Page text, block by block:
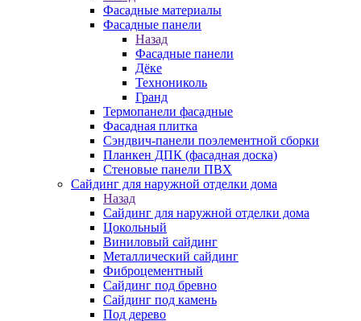
Фасадные материалы
Фасадные панели
Назад
Фасадные панели
Дёке
Технониколь
Гранд
Термопанели фасадные
Фасадная плитка
Сэндвич-панели поэлементной сборки
Планкен ДПК (фасадная доска)
Стеновые панели ПВХ
Сайдинг для наружной отделки дома
Назад
Сайдинг для наружной отделки дома
Цокольный
Виниловый сайдинг
Металлический сайдинг
Фиброцементный
Сайдинг под бревно
Сайдинг под камень
Под дерево